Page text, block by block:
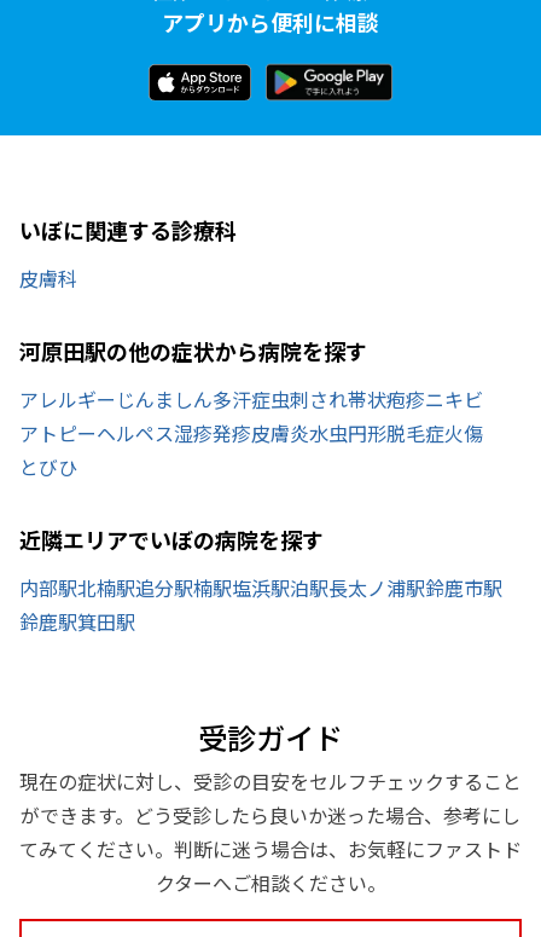
アプリから便利に相談
いぼに関連する診療科
皮膚科
河原田駅の他の症状から病院を探す
アレルギー じんましん多汗症虫刺され帯状疱疹ニキビ
アトピーヘルペス湿疹発疹皮膚炎水虫円形脱毛症火傷
とびひ
近隣エリアでいぼの病院を探す
内部駅北楠駅追分駅楠駅塩浜駅泊駅長太ノ浦駅鈴鹿市駅
鈴鹿駅箕田駅
受診ガイド
現在の症状に対し、受診の目安をセルフチェックすること
ができます。どう受診したら良いか迷った場合、参考にし
てみてください。判断に迷う場合は、お気軽にファストド
クターへご相談ください。